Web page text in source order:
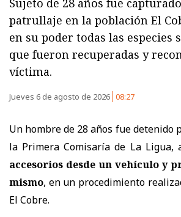
Sujeto de 28 años fue
patrullaje en la población El
en su poder todas las especies
que fueron recuperadas y
víctima.
Jueves 6 de agosto de 2026 08:27
Un hombre de 28 años fue detenido
la Primera Comisaría de La Ligua,
accesorios desde un vehículo y
mismo, en un procedimiento
El Cobre.